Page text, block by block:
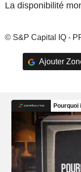
La disponibilité
© S&P Capital IQ -
Ajouter